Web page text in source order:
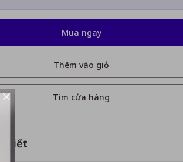
tiết
Mua ngay
Thêm vào giỏ
Tìm cửa hàng